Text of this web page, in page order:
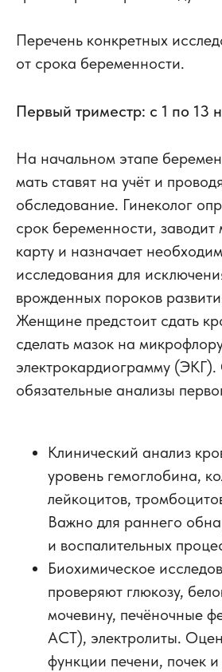
Перечень конкретных
от срока беременности.
Первый триместр: с 1 по 13
На начальном этапе
мать ставят на учёт и
обследование. Гинеколог
срок беременности,
карту и назначает
исследования для
врожденных пороков
Женщине предстоит сдать
сделать мазок на
электрокардиограмму
обязательные анализы
Клинический анализ
уровень гемоглобина,
лейкоцитов,
Важно для раннего
и воспалительных
Биохимическое
проверяют глюкозу,
мочевину, печёночные
АСТ), электролиты.
функции печени, почек и